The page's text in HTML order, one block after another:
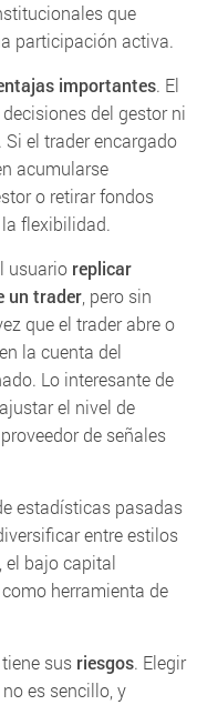
que
participación activa.
importantes. El
del gestor ni
el trader encargado
acumularse
o retirar fondos
flexibilidad.
usuario replicar
un trader, pero sin
que el trader abre o
la cuenta del
Lo interesante de
el nivel de
de señales
estadísticas pasadas
entre estilos
el bajo capital
herramienta de
sus riesgos. Elegir
es sencillo, y